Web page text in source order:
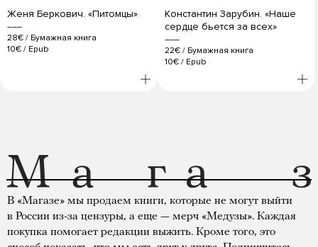
Женя Беркович. «Питомцы»
28€ / Бумажная книга
10€ / Epub
Константин Зарубин. «Наше
сердце бьется за всех»
22€ / Бумажная книга
10€ / Epub
В «Магазе» мы продаем книги, которые не могут выйти
в России из-за цензуры, а еще — мерч «Медузы». Каждая
покупка помогает редакции выжить. Кроме того, это